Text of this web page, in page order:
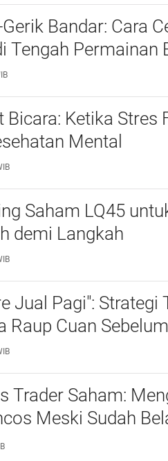
Bandar: Cara
Tengah Permainan
Ketika Stres
Mental
Saham LQ45
demi Langkah
Jual Pagi": Strategi
Raup Cuan
Trader Saham:
Meski Sudah